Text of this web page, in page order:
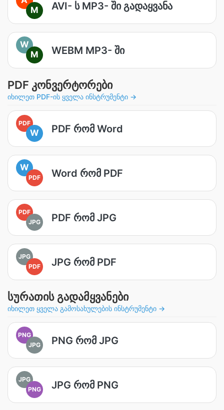
M
AVI- ს MP3- ში გადაყვანა
W
M
WEBM MP3- ში
PDF კონვერტორები
იხილეთ PDF-ის ყველა ინსტრუმენტი →
PDF
W PDF რომ Word
W
PDF Word რომ PDF
PDF
JPG
PDF რომ JPG
JPG
PDF
JPG რომ PDF
სურათის გადამყვანები
იხილეთ ყველა გამოსახულების ინსტრუმენტი →
PNG
JPG
PNG რომ JPG
JPG
PNG
JPG რომ PNG